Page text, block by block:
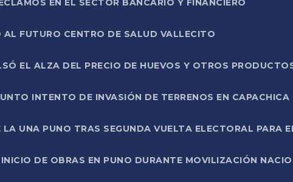
EN EL SECTOR BANCARIO Y FINANCIERO
FUTURO CENTRO DE SALUD VALLECITO
EL ALZA DEL PRECIO DE HUEVOS Y OTROS
INTENTO DE INVASIÓN DE TERRENOS EN CAPACHICA
UNA PUNO TRAS SEGUNDA VUELTA ELECTORAL PARA
DE OBRAS EN PUNO DURANTE MOVILIZACIÓN